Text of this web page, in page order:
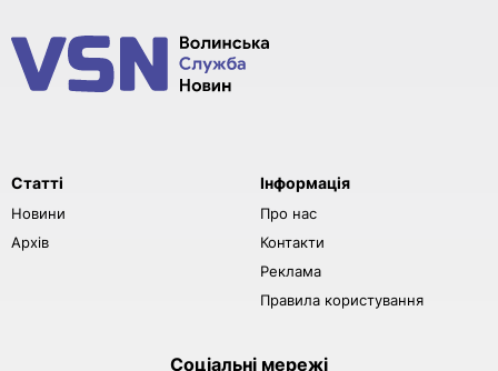
Статті
Новини
Архів
Інформація
Про нас
Контакти
Реклама
Правила користування
Соціальні мережі